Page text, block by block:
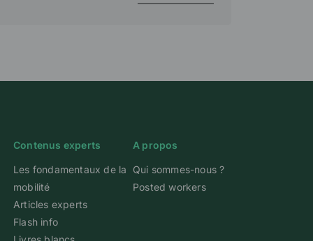
Contenus experts
Les fondamentaux de la
mobilité
Articles experts
Flash info
A propos
Qui sommes-nous ?
Posted workers